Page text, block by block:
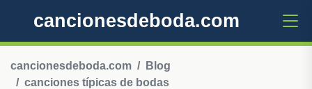
cancionesdeboda.com
cancionesdeboda.com
Blog
canciones típicas de bodas